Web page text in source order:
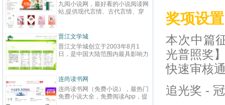
九阅小说网，最好看的小说阅读网
站,提供现代言情、古代言情、穿
强、免费小说等在线阅读。每日最
快更新,页面简洁,访问速度快
百度
网站
致力
鼎、
最具
文化
与史
化软
有“纵
读
编
晋江文学城
晋江文学城创立于2003年8月1
日，是中国大陆范围内最具影响力
耽美、爱情等原创网络小说而著
名。 截止到2015年3月31日，晋
江文学城拥有在线作品177万余
部，穿越、言情、影视、都市爱
起点
起点
立于
创文
字内
下。
学
学
连尚读书网
连尚读书网（免费小说），最热门
免费小说大全，免费阅读App，提
红
全
奖项设置
本次中篇
光普照奖
快速审核
追光奖 -